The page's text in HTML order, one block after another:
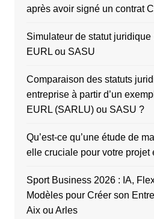
après avoir signé un contrat
Simulateur de statut juridique
EURL ou SASU
Comparaison des statuts
entreprise à partir d’un
EURL (SARLU) ou SASU ?
Qu’est-ce qu’une étude de
elle cruciale pour votre projet
Sport Business 2026 : IA,
Modèles pour Créer son
Aix ou Arles